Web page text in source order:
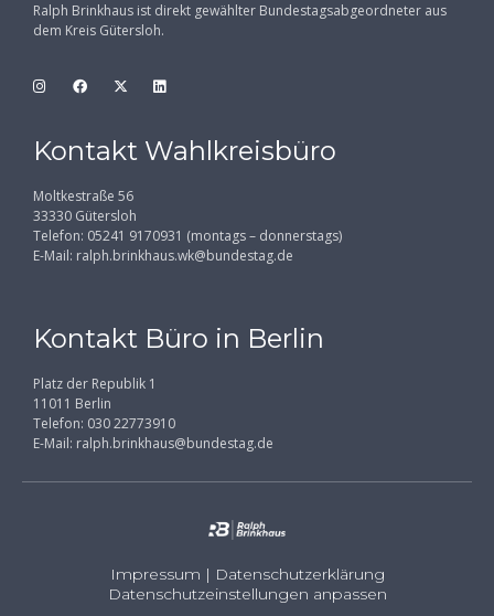
Ralph Brinkhaus ist direkt gewählter Bundestagsabgeordneter aus
dem Kreis Gütersloh.
Kontakt Wahlkreisbüro
Moltkestraße 56
33330 Gütersloh
Telefon: 05241 9170931 (montags – donnerstags)
E-Mail: ralph.brinkhaus.wk@bundestag.de
Kontakt Büro in Berlin
Platz der Republik 1
11011 Berlin
Telefon: 030 22773910
E-Mail: ralph.brinkhaus@bundestag.de
Impressum | Datenschutzerklärung
Datenschutzeinstellungen anpassen